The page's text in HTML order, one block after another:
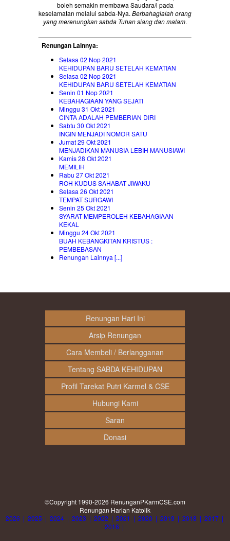
boleh semakin membawa Saudara/i pada
keselamatan melalui sabda-Nya. Berbahagialah orang
yang merenungkan sabda Tuhan siang dan malam.
Renungan Lainnya:
Selasa 02 Nop 2021
KEHIDUPAN BARU SETELAH KEMATIAN
Selasa 02 Nop 2021
KEHIDUPAN BARU SETELAH KEMATIAN
Senin 01 Nop 2021
KEBAHAGIAAN YANG SEJATI
Minggu 31 Okt 2021
CINTA ADALAH PEMBERIAN DIRI
Sabtu 30 Okt 2021
INGIN MENJADI NOMOR SATU
Jumat 29 Okt 2021
MENJADIKAN MANUSIA LEBIH MANUSIAWI
Kamis 28 Okt 2021
MEMILIH
Rabu 27 Okt 2021
ROH KUDUS SAHABAT JIWAKU
Selasa 26 Okt 2021
TEMPAT SURGAWI
Senin 25 Okt 2021
SYARAT MEMPEROLEH KEBAHAGIAAN
KEKAL
Minggu 24 Okt 2021
BUAH KEBANGKITAN KRISTUS :
PEMBEBASAN
Renungan Lainnya [...]
Renungan Hari Ini
Arsip Renungan
Cara Membeli / Berlangganan
Tentang SABDA KEHIDUPAN
Profil Tarekat Putri Karmel & CSE
Hubungi Kami
Saran
Donasi
©Copyright 1990-2026 RenunganPKarmCSE.com
Renungan Harian Katolik
2026 | 2025 | 2024 | 2023 | 2022 | 2021 | 2020 | 2019 | 2018 | 2017 |
2016 |